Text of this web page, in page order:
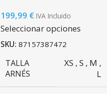
199,99 € IVA Incluido
Seleccionar opciones
SKU: 87157387472
TALLA
ARNÉS
XS , S , M ,
L